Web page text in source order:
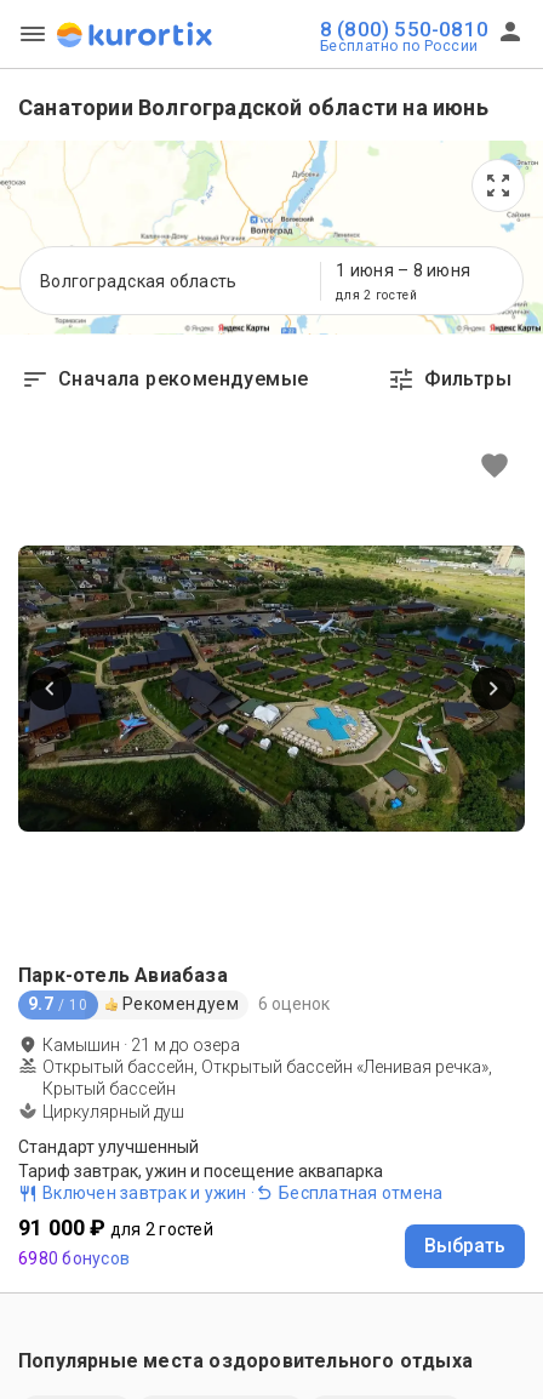
8 (800) 550-0810
Бесплатно по России
Санатории Волгоградской области на июнь
Волгоградская область
1 июня – 8 июня
для 2 гостей
Сначала рекомендуемые Фильтры
Парк-отель Авиабаза
9.7 / 10 Рекомендуем 6 оценок
Камышин · 21 м до озера
Открытый бассейн, Открытый бассейн «Ленивая речка»,
Крытый бассейн
Циркулярный душ
Стандарт улучшенный
Тариф завтрак, ужин и посещение аквапарка
Включен завтрак и ужин · Бесплатная отмена
91 000 ₽ для 2 гостей
6980 бонусов
Выбрать
Популярные места оздоровительного отдыха